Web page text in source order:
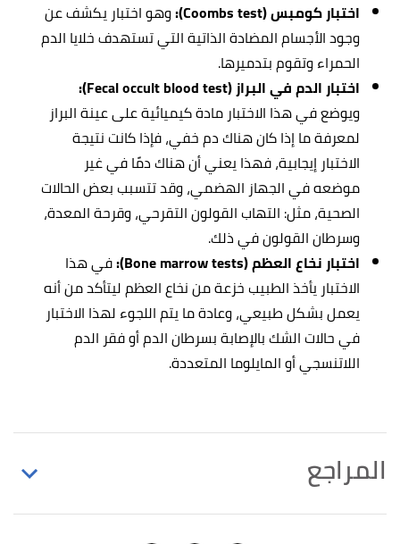
اختبار كومبس (Coombs test):
وهو اختبار يكشف عن
وجود الأجسام المضادة الذاتية التي تستهدف خلايا الدم
الحمراء وتقوم بتدميرها.
اختبار الدم في البراز (Fecal occult blood test):
ويوضع في هذا الاختبار مادة كيميائية على عينة البراز
لمعرفة ما إذا كان هناك دم خفي، فإذا كانت نتيجة
الاختبار إيجابية، فهذا يعني أن هناك دمًا في غير
موضعه في الجهاز الهضمي، وقد تتسبب بعض الحالات
الصحية، مثل: التهاب القولون التقرحي، وقرحة المعدة،
وسرطان القولون في ذلك.
اختبار نخاع العظم (Bone marrow tests):
في هذا
الاختبار يأخذ الطبيب خزعة من نخاع العظم ليتأكد من أنه
يعمل بشكل طبيعي، وعادة ما يتم اللجوء لهذا الاختبار
في حالات الشك بالإصابة بسرطان الدم أو فقر الدم
اللاتنسجي أو المايلوما المتعددة.
المراجع